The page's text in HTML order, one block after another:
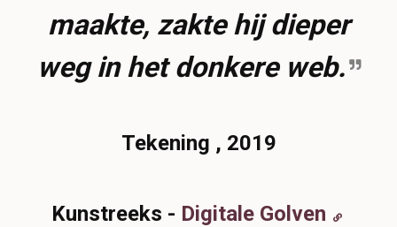
maakte, zakte hij dieper
weg in het donkere web.
Tekening , 2019
Kunstreeks - Digitale Golven